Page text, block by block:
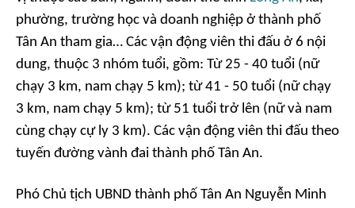
phường, trường học và doanh nghiệp ở thành phố
Tân An tham gia… Các vận động viên thi đấu ở 6 nội
dung, thuộc 3 nhóm tuổi, gồm: Từ 25 - 40 tuổi (nữ
chạy 3 km, nam chạy 5 km); từ 41 - 50 tuổi (nữ chạy
3 km, nam chạy 5 km); từ 51 tuổi trở lên (nữ và nam
cùng chạy cự ly 3 km). Các vận động viên thi đấu theo
tuyến đường vành đai thành phố Tân An.
Phó Chủ tịch UBND thành phố Tân An Nguyễn Minh